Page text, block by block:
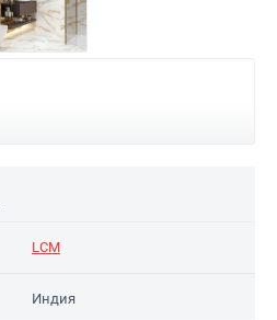
LCM
Индия